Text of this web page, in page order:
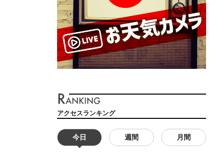
アクセスランキング
今日 週間 月間